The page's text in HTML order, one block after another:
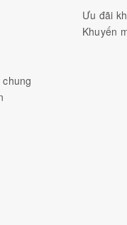
Ưu đãi
Khuyến